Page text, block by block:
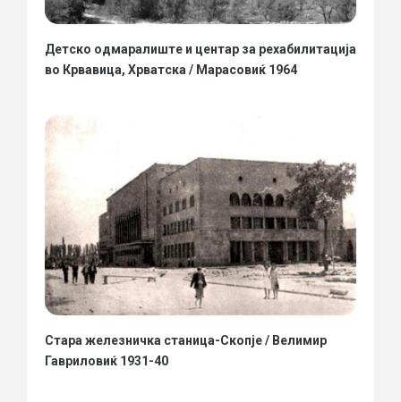
Детско одмаралиште и центар за рехабилитација
во Крвавица, Хрватска / Марасовиќ 1964
Стара железничка станица-Скопје / Велимир
Гавриловиќ 1931-40